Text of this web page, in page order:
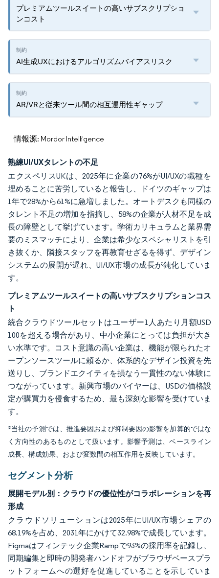
プレミアムツールスイートの高いサブスクリプショ
ンコスト
AI生成UXにおけるアルゴリズムバイアスリスク
AR/VRと従来ツール間の相互運用性ギャップ
情報源: Mordor Intelligence
熟練UI/UXタレントの不足
エクスペリスUKは、2025年に企業の76%がUI/UXの職種を
埋めることに苦労していると報告し、ドイツのギャップは
1年で28%から61%に急増しました。オートデスクも同様の
タレント不足の増加を指摘し、58%の企業が人材不足を成
長の障壁として挙げています。学術カリキュラムと業界需
要のミスマッチにより、企業は希少なスペシャリストを引
き抜くか、隣接スタッフを再教育せざるを得ず、デザイン
システムの展開が遅れ、UI/UX市場の成長が鈍化していま
す。
プレミアムツールスイートの高いサブスクリプションコス
ト
統合クラウドツールセットはユーザー1人あたり月額USD
100を超える場合があり、中小企業にとっては負担が大き
い水準です。コスト意識の高い企業は、機能が限られたオ
ープンソースツールに頼るか、体系的なデザイン投資を先
送りし、ブランドエクイティを損なう一貫性のない体験に
つながっています。新興市場のバイヤーは、USDの価格設
定が購買力を侵食するため、最も深刻な影響を受けていま
す。
*当社の予測では、推進要因および抑制要因の影響を加算的ではな
く方向性のあるものとして扱います。影響予測は、ベースライン
成長、構成効果、および変数間の相互作用を反映しています。
セグメント分析
展開モデル別：クラウドの優位性がコラボレーションを再
形成
クラウドソリューションは2025年にUI/UX市場シェアの
68.19%を占め、2031年にかけて32.98%で成長しています。
Figmaはフィンテック企業Rampで93%の採用率を記録し、
同期編集と即時の開発者ハンドオフがブラウザベースプラ
ットフォームへの選好を促進していることを示していま